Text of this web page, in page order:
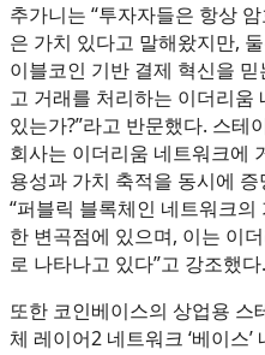
추가니는 “투자자들은 항상
은 가치 있다고 말해왔지만,
이블코인 기반 결제 혁신을
고 거래를 처리하는 이더리움
있는가?”라고 반문했다. 스테
회사는 이더리움 네트워크에
용성과 가치 축적을 동시에
“퍼블릭 블록체인 네트워크
한 변곡점에 있으며, 이는 이
로 나타나고 있다”고 강조했다.
또한 코인베이스의 상업용 스
체 레이어2 네트워크 ‘베이스